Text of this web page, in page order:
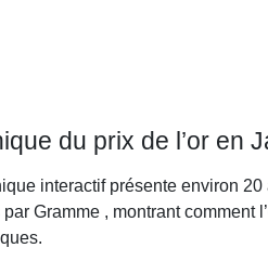
du prix de l’or en
interactif présente environ
Gramme , montrant comment